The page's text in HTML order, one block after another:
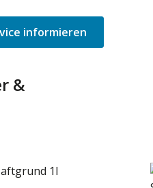
informieren
&